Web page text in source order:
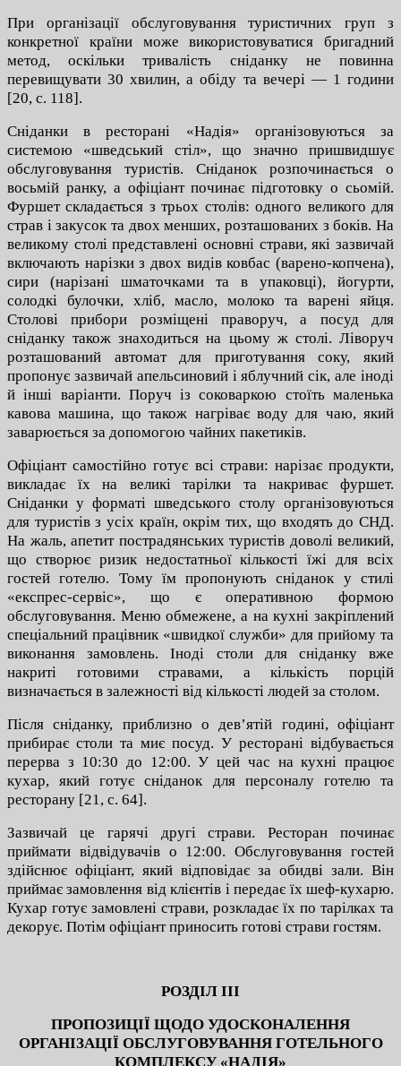
При організації обслуговування туристичних груп з
конкретної країни може використовуватися бригадний
метод, оскільки тривалість сніданку не повинна
перевищувати 30 хвилин, а обіду та вечері — 1 години
[20, c. 118].
Сніданки в ресторані «Надія» організовуються за
системою «шведський стіл», що значно пришвидшує
обслуговування туристів. Сніданок розпочинається о
восьмій ранку, а офіціант починає підготовку о сьомій.
Фуршет складається з трьох столів: одного великого для
страв і закусок та двох менших, розташованих з боків. На
великому столі представлені основні страви, які зазвичай
включають нарізки з двох видів ковбас (варено-копчена),
сири (нарізані шматочками та в упаковці), йогурти,
солодкі булочки, хліб, масло, молоко та варені яйця.
Столові прибори розміщені праворуч, а посуд для
сніданку також знаходиться на цьому ж столі. Ліворуч
розташований автомат для приготування соку, який
пропонує зазвичай апельсиновий і яблучний сік, але іноді
й інші варіанти. Поруч із соковаркою стоїть маленька
кавова машина, що також нагріває воду для чаю, який
заварюється за допомогою чайних пакетиків.
Офіціант самостійно готує всі страви: нарізає продукти,
викладає їх на великі тарілки та накриває фуршет.
Сніданки у форматі шведського столу організовуються
для туристів з усіх країн, окрім тих, що входять до СНД.
На жаль, апетит пострадянських туристів доволі великий,
що створює ризик недостатньої кількості їжі для всіх
гостей готелю. Тому їм пропонують сніданок у стилі
«експрес-сервіс», що є оперативною формою
обслуговування. Меню обмежене, а на кухні закріплений
спеціальний працівник «швидкої служби» для прийому та
виконання замовлень. Іноді столи для сніданку вже
накриті готовими стравами, а кількість порцій
визначається в залежності від кількості людей за столом.
Після сніданку, приблизно о дев’ятій годині, офіціант
прибирає столи та миє посуд. У ресторані відбувається
перерва з 10:30 до 12:00. У цей час на кухні працює
кухар, який готує сніданок для персоналу готелю та
ресторану [21, c. 64].
Зазвичай це гарячі другі страви. Ресторан починає
приймати відвідувачів о 12:00. Обслуговування гостей
здійснює офіціант, який відповідає за обидві зали. Він
приймає замовлення від клієнтів і передає їх шеф-кухарю.
Кухар готує замовлені страви, розкладає їх по тарілках та
декорує. Потім офіціант приносить готові страви гостям.
РОЗДІЛ ІІІ
ПРОПОЗИЦІЇ ЩОДО УДОСКОНАЛЕННЯ
ОРГАНІЗАЦІЇ ОБСЛУГОВУВАННЯГОТЕЛЬНОГО
КОМПЛЕКСУ «НАДІЯ»